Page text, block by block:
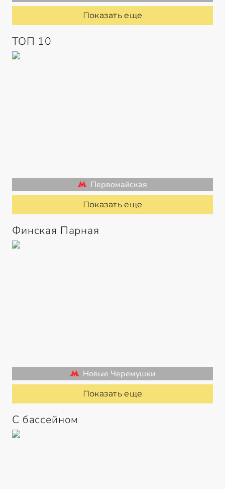
Показать еще
ТОП 10
Первомайская
Показать еще
Финская Парная
Новые Черемушки
Показать еще
С бассейном